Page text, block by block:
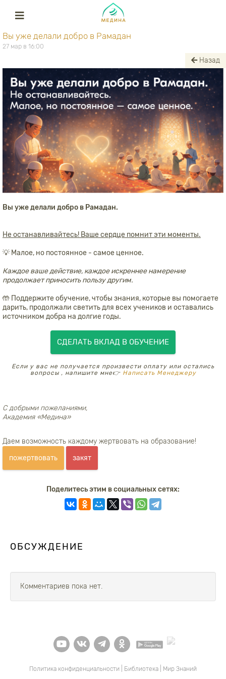
Вы уже делали добро в Рамадан
27 мар в 16:00
Назад
Вы уже делали добро в Рамадан.
Не останавливайтесь! Ваше сердце помнит эти моменты.
💡 Малое, но постоянное - самое ценное.
Каждое ваше действие, каждое искреннее намерение
продолжает приносить пользу другим.
🤲 Поддержите обучение, чтобы знания, которые вы помогаете
дарить, продолжали светить для всех учеников и оставались
источником добра на долгие годы.
СДЕЛАТЬ ВКЛАД В ОБУЧЕНИЕ
Если у вас не получается произвести оплату или остались
вопросы , напишите мне👉 Написать Менеджеру
С добрыми пожеланиями,
Академия «Медина»
Даем возможность каждому жертвовать на образование!
пожертвовать
закят
Поделитесь этим в социальных сетях:
ОБСУЖДЕНИЕ
Комментариев пока нет.
Политика конфиденциальности Библиотека Мир Знаний